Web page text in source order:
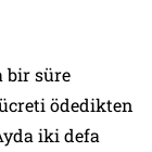
bir süre
ödedikten
iki defa